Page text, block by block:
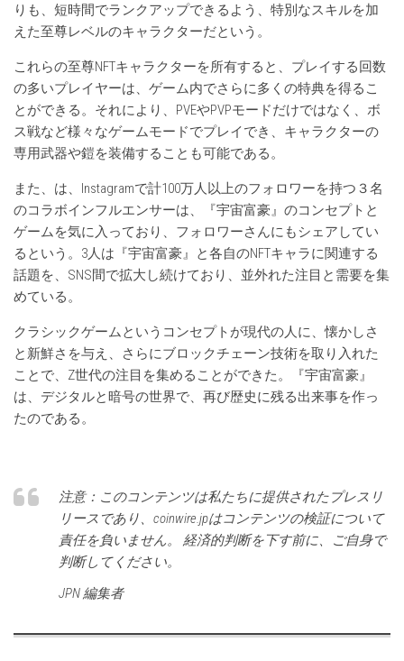
りも、短時間でランクアップできるよう、特別なスキルを加
えた至尊レベルのキャラクターだという。
これらの至尊NFTキャラクターを所有すると、プレイする回数
の多いプレイヤーは、ゲーム内でさらに多くの特典を得るこ
とができる。それにより、PVEやPVPモードだけではなく、ボ
ス戦など様々なゲームモードでプレイでき、キャラクターの
専用武器や鎧を装備することも可能である。
また、は、Instagramで計100万人以上のフォロワーを持つ３名
のコラボインフルエンサーは、『宇宙富豪』のコンセプトと
ゲームを気に入っており、フォロワーさんにもシェアしてい
るという。3人は『宇宙富豪』と各自のNFTキャラに関連する
話題を、SNS間で拡大し続けており、並外れた注目と需要を集
めている。
クラシックゲームというコンセプトが現代の人に、懐かしさ
と新鮮さを与え、さらにブロックチェーン技術を取り入れた
ことで、Z世代の注目を集めることができた。『宇宙富豪』
は、デジタルと暗号の世界で、再び歴史に残る出来事を作っ
たのである。
注意：このコンテンツは私たちに提供されたプレスリ
リースであり、coinwire.jpはコンテンツの検証について
責任を負いません。 経済的判断を下す前に、ご自身で
判断してください。
JPN 編集者